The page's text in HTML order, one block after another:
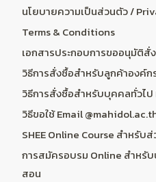
นโยบายความเป็นส่วนตัว /
Terms & Conditions
เอกสารประกอบการขออนุมัติสั่
วิธีการสั่งซื้อสำหรับลูกค้าองค์ก
วิธีการสั่งซื้อสำหรับบุคคลทั่วไ
วิธีขอใช้ Email
SHEE Online Course สำหรับ
การสมัครอบรม Online สำหรั
สอน